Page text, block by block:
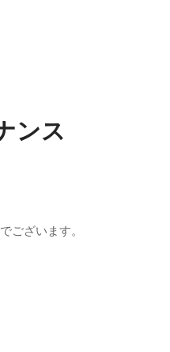
ンス
でございます。